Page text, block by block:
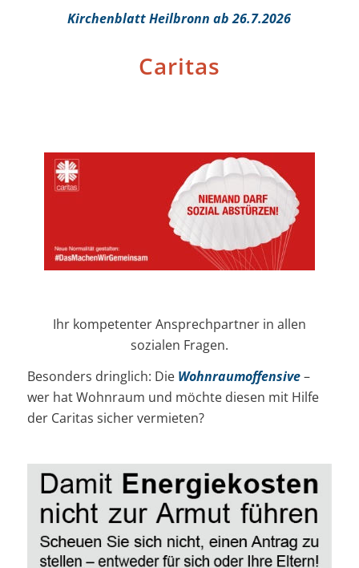
Kirchenblatt Heilbronn ab 26.7.2026
Caritas
Ihr kompetenter Ansprechpartner in allen
sozialen Fragen.
Besonders dringlich: Die Wohnraumoffensive–
wer hat Wohnraum und möchte diesen mit Hilfe
der Caritas sicher vermieten?